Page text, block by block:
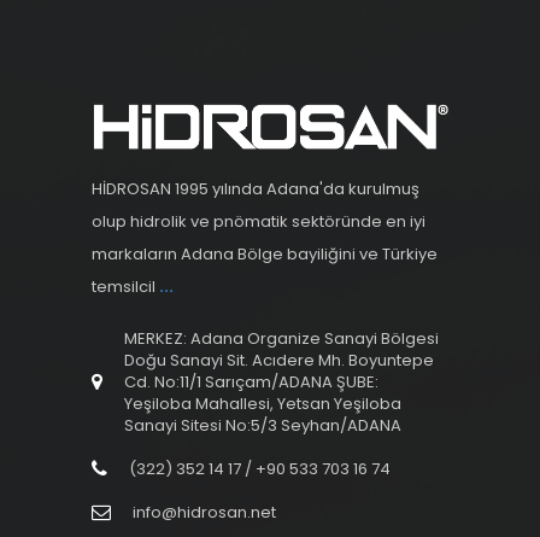
HİDROSAN 1995 yılında Adana'da kurulmuş
olup hidrolik ve pnömatik sektöründe en iyi
markaların Adana Bölge bayiliğini ve Türkiye
temsilcil ...
MERKEZ: Adana Organize Sanayi Bölgesi
Doğu Sanayi Sit. Acıdere Mh. Boyuntepe
Cd. No:11/1 Sarıçam/ADANA ŞUBE:
Yeşiloba Mahallesi, Yetsan Yeşiloba
Sanayi Sitesi No:5/3 Seyhan/ADANA
(322) 352 14 17 / +90 533 703 16 74
info@hidrosan.net